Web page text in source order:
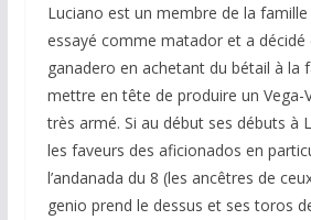
Luciano est un membre de la famille
essayé comme matador et a décidé
ganadero en achetant du bétail à la
mettre en tête de produire un Vega-
très armé. Si au début ses débuts à
les faveurs des aficionados en
l’andanada du 8 (les ancêtres de
genio prend le dessus et ses toros